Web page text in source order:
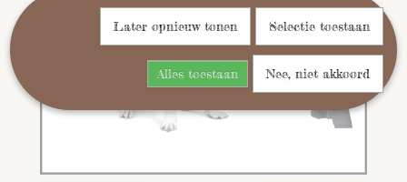
Later opnieuw tonen Selectie toestaan
Alles toestaan Nee, niet akkoord